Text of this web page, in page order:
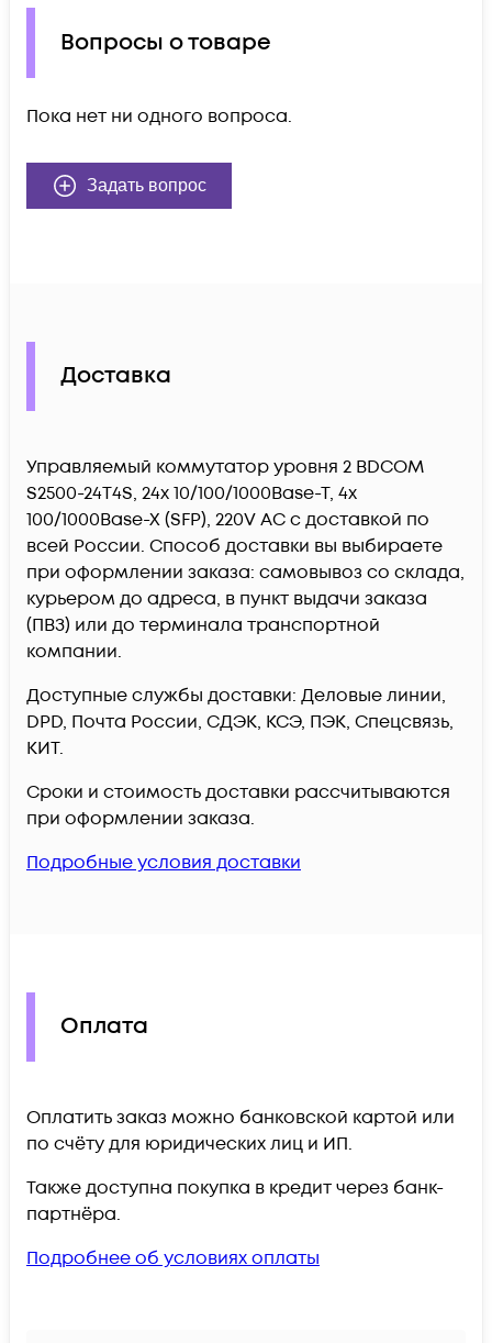
Вопросы о товаре
Пока нет ни одного вопроса.
Задать вопрос
Доставка
Управляемый коммутатор уровня 2 BDCOM
S2500-24T4S, 24x 10/100/1000Base-T, 4x
100/1000Base-X (SFP), 220V AC c доставкой по
всей России. Способ доставки вы выбираете
при оформлении заказа: самовывоз со склада,
курьером до адреса, в пункт выдачи заказа
(ПВЗ) или до терминала транспортной
компании.
Доступные службы доставки: Деловые линии,
DPD, Почта России, СДЭК, КСЭ, ПЭК, Спецсвязь,
КИТ.
Сроки и стоимость доставки рассчитываются
при оформлении заказа.
Подробные условия доставки
Оплата
Оплатить заказ можно банковской картой или
по счёту для юридических лиц и ИП.
Также доступна покупка в кредит через банк-
партнёра.
Подробнее об условиях оплаты